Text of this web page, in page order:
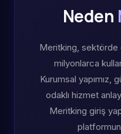
Neden
Meritking, sektörde
milyonlarca
Kurumsal yapımız,
odaklı hizmet
Meritking giriş